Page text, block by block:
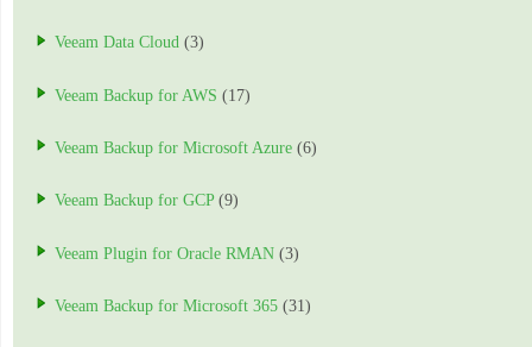
Veeam Data Cloud (3)
Veeam Backup for AWS (17)
Veeam Backup for Microsoft Azure (6)
Veeam Backup for GCP(9)
Veeam Plugin for Oracle RMAN (3)
Veeam Backup for Microsoft 365 (31)